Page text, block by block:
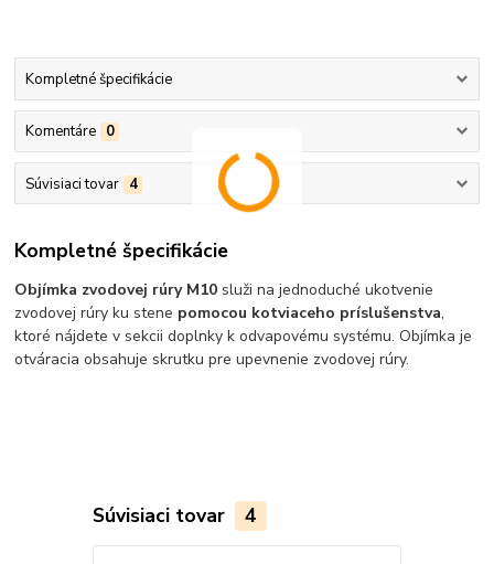
Kompletné špecifikácie
Komentáre 0
Súvisiaci tovar 4
Kompletné špecifikácie
Objímka zvodovej rúry M10 služi na jednoduché ukotvenie
zvodovej rúry ku stene pomocou kotviaceho príslušenstva,
ktoré nájdete v sekcii doplnky k odvapovému systému. Objímka je
otváracia obsahuje skrutku pre upevnenie zvodovej rúry.
Súvisiaci tovar 4